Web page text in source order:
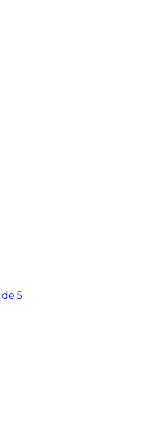
de 5